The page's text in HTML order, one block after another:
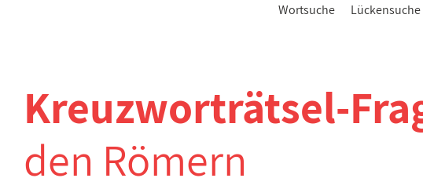
Wortsuche Lückensuche
Kreuzworträtsel-
den Römern